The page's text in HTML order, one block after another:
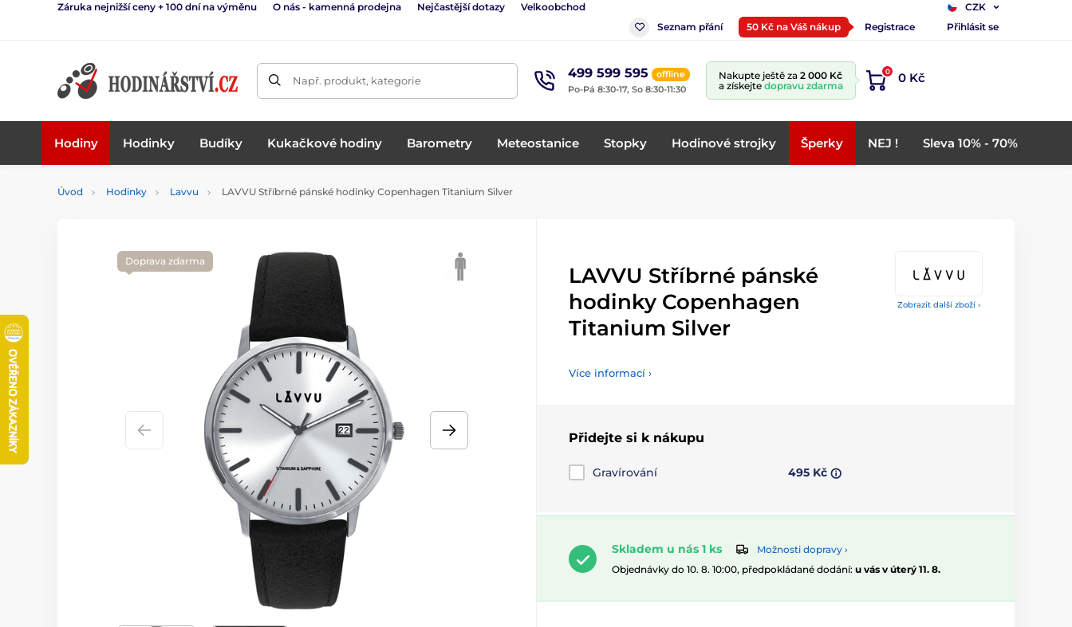
Záruka nejnižší ceny + 100 dní na výměnu O nás - kamenná prodejna Nejčastější dotazy Velkoobchod
CZK
Seznam přání
50 Kč na Váš nákup Registrace Přihlásit se
Např. produkt, kategorie 499 599 595
offline
Po-Pá 8:30-17, So 8:30-11:30
Nakupte ještě za 2 000 Kč
a získejte dopravu zdarma
0 0 Kč
Hodiny Hodinky Budíky Kukačkové hodiny Barometry Meteostanice Stopky Hodinové strojky Šperky NEJ ! Sleva 10% - 70%
Úvod Hodinky Lavvu LAVVU Stříbrné pánské hodinky Copenhagen Titanium Silver
Zobrazit další zboží ›
Doprava zdarma
LAVVU Stříbrné pánské
hodinky Copenhagen
Titanium Silver
Více informací ›
Přidejte si k nákupu
Gravírování 495 Kč
Skladem u nás 1 ks
Možnosti dopravy ›
Objednávky do 10. 8. 10:00, předpokládané dodání: u vás v úterý 11. 8.